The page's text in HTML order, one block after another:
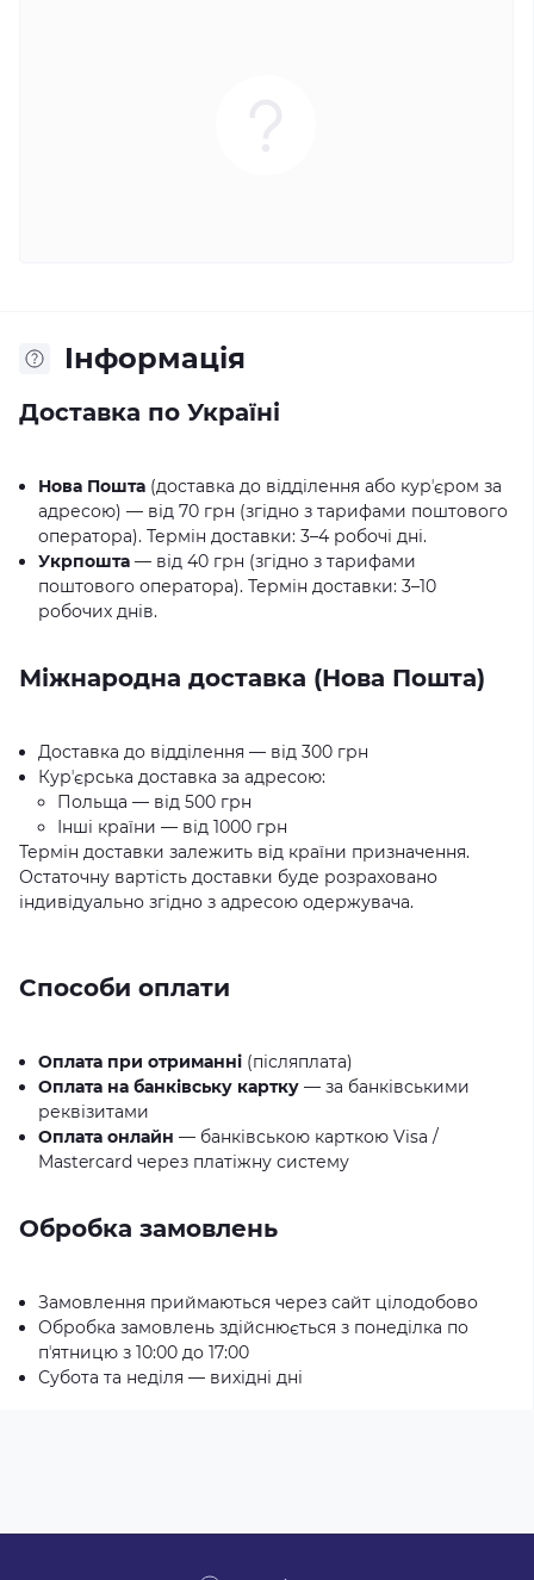
Iнформація
Доставка по Україні
Нова Пошта (доставка до відділення або курʼєром за
адресою) — від 70 грн (згідно з тарифами поштового
оператора). Термін доставки: 3–4 робочі дні.
Укрпошта — від 40 грн (згідно з тарифами
поштового оператора). Термін доставки: 3–10
робочих днів.
Міжнародна доставка (Нова Пошта)
Доставка до відділення — від 300 грн
Курʼєрська доставка за адресою:
Польща — від 500 грн
Інші країни — від 1000 грн
Термін доставки залежить від країни призначення.
Остаточну вартість доставки буде розраховано
індивідуально згідно з адресою одержувача.
Способи оплати
Оплата при отриманні (післяплата)
Оплата на банківську картку — за банківськими
реквізитами
Оплата онлайн — банківською карткою Visa /
Mastercard через платіжну систему
Обробка замовлень
Замовлення приймаються через сайт цілодобово
Обробка замовлень здійснюється з понеділка по
пʼятницю з 10:00 до 17:00
Субота та неділя — вихідні дні